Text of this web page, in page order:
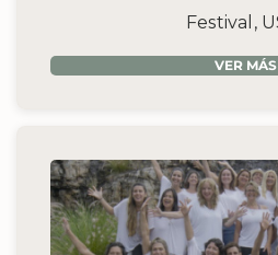
Festival,
VER MÁS